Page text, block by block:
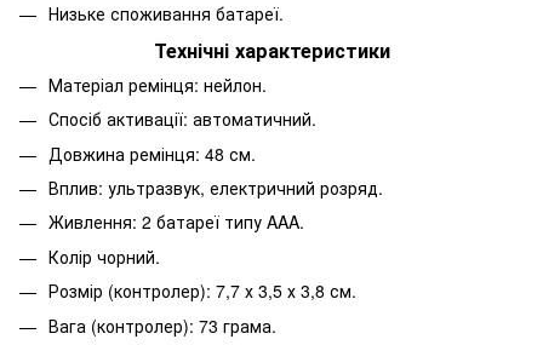
Низьке споживання батареї.
Технічні характеристики
Матеріал ремінця: нейлон.
Спосіб активації: автоматичний.
Довжина ремінця: 48 см.
Вплив: ультразвук, електричний розряд.
Живлення: 2 батареї типу AAA.
Колір чорний.
Розмір (контролер): 7,7 х 3,5 х 3,8 см.
Вага (контролер): 73 грама.